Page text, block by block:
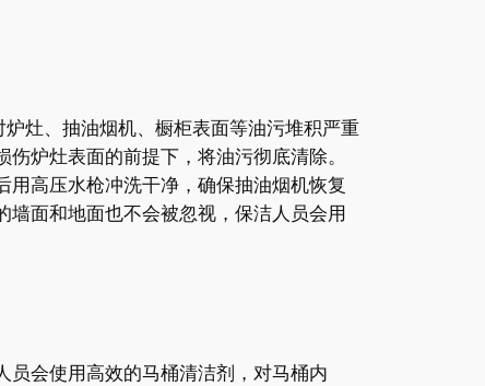
灶、抽油烟机、橱柜表面等油污堆积严重
炉灶表面的前提下，将油污彻底清除。
高压水枪冲洗干净，确保抽油烟机恢复
面和地面也不会被忽视，保洁人员会用
员会使用高效的马桶清洁剂，对马桶内